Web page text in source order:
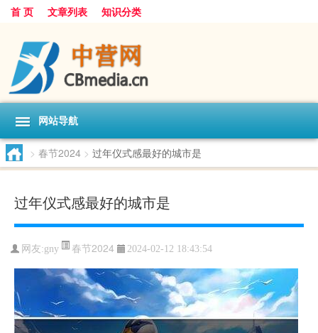
首 页 文章列表 知识分类
网站导航
> 春节2024 > 过年仪式感最好的城市是
过年仪式感最好的城市是
网友:gny 春节2024 2024-02-12 18:43:54